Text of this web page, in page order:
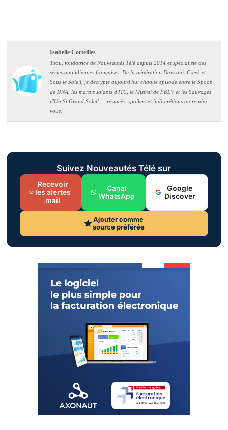
Isabelle Corteilles
Titou, fondatrice de Nouveautés Télé depuis 2014 et spécialiste des
séries quotidiennes françaises. De la génération Dawson's Creek et
Sous le Soleil, je décrypte aujourd'hui chaque épisode entre le Spoon
de DNA, les marais salants d'ITC, le Mistral de PBLV et les Sauvages
d'Un Si Grand Soleil — résumés, spoilers et indiscrétions au rendez-
vous.
Suivez Nouveautés Télé sur
Recevoir
les alertes
mail
Canal
WhatsApp
Google
Discover
Ajouter comme
source préférée